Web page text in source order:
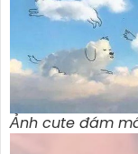
Ảnh cute đám